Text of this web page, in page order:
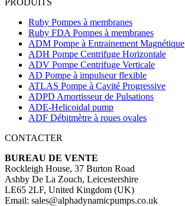
Ruby Pompes à membranes
Ruby FDA Pompes à membranes
ADM Pompe à Entrainement Magnétique
ADH Pompe Centrifuge Horizontale
ADV Pompe Centrifuge Verticale
AD Pompe à impulseur flexible
ATLAS Pompe à Cavité Progressive
ADPD Amortisseur de Pulsations
ADE-Helicoidal pump
ADF Débitmètre à roues ovales
CONTACTER
BUREAU DE VENTE
Rockleigh House, 37 Burton Road
Ashby De La Zouch, Leicestershire
LE65 2LF, United Kingdom (UK)
Email: sales@alphadynamicpumps.co.uk